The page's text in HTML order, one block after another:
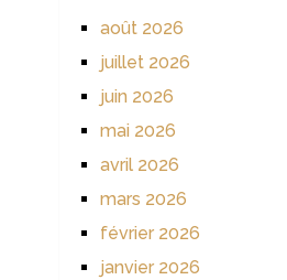
août 2026
juillet 2026
juin 2026
mai 2026
avril 2026
mars 2026
février 2026
janvier 2026